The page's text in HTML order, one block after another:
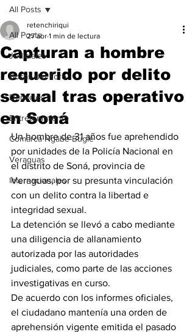
All Posts
Judiciales
Bocas del Toro
Deportes
Entretenimiento
Comarca Ngäbe-Buglé
Veraguas
Internacionales
All Posts
Capturan a hombre
requerido por delito
sexual tras operativo
en Soná
retenchiriqui
27 abr 1 min de lectura
Un hombre de 31 años fue aprehendido
por unidades de la Policía Nacional en
el distrito de Soná, provincia de
Veraguas, por su presunta vinculación
con un delito contra la libertad e
integridad sexual.
La detención se llevó a cabo mediante
una diligencia de allanamiento
autorizada por las autoridades
judiciales, como parte de las acciones
investigativas en curso.
De acuerdo con los informes oficiales,
el ciudadano mantenía una orden de
aprehensión vigente emitida el pasado